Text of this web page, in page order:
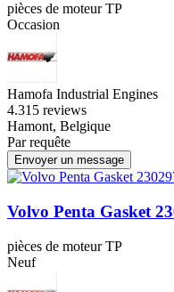
pièces de moteur TP
Occasion
Hamofa Industrial Engines
4.315 reviews
Hamont, Belgique
Par requête
Envoyer un message
Volvo Penta Gasket
pièces de moteur TP
Neuf